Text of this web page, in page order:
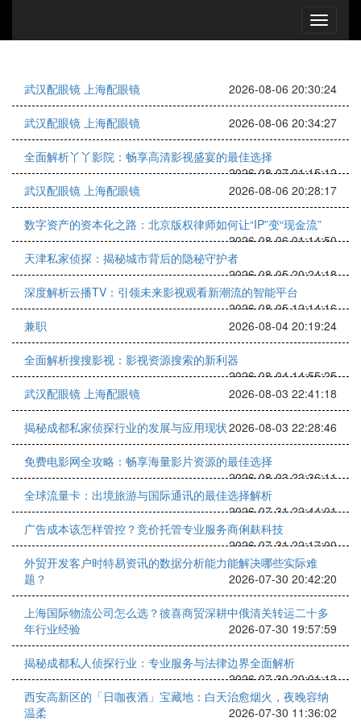
武汉配眼镜 上海配眼镜 2026-08-06 20:30:24
武汉配眼镜 上海配眼镜 2026-08-06 20:34:27
全面解析丫丫影院：畅享高清影视盛宴的最佳选择
2026-08-07 01:15:12
武汉配眼镜 上海配眼镜
2026-08-06 20:28:17
数字资产的资本化之路：北京版权律师如何让“IP”变“现金流”
2026-08-06 01:14:50
天津私家侦探：揭秘城市背后的隐秘守护者
2026-08-05 20:24:18
深度解析云播TV：引领未来影视观看新潮流的智能平台
2026-08-05 12:14:16
兼职
2026-08-04 20:19:24
全面解析搜搜影视：影视资源搜索的新利器
2026-08-04 14:55:25
武汉配眼镜 上海配眼镜
2026-08-03 22:41:18
揭秘成都私家侦探行业的发展与应用现状2026-08-03 22:28:46
免费电影网全攻略：畅享海量影片资源的最佳选择
2026-08-03 23:36:11
全球流量卡：出境旅游与国际通讯的最佳选择解析
2026-07-31 22:44:01
广告成本该怎样管控？竞价托管专业服务商俐麸科技
2026-07-31 22:17:00
外贸开发客户时特易资讯的数据分析能力能解决哪些实际难
题？
2026-07-30 20:42:20
上海国际物流公司怎么选？彼喜商贸深耕中俄清关转运二十多
年行业经验
2026-07-30 19:57:59
揭秘成都私人侦探行业：专业服务与法律边界全面解析
2026-07-30 20:01:13
西安高新区的「日咖夜酒」宝藏地：白天治愈烟火，夜晚容纳
温柔
2026-07-30 11:36:02